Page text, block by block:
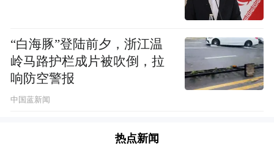
“白海豚”登陆前夕，浙江温
岭马路护栏成片被吹倒，拉
响防空警报
中国蓝新闻
热点新闻